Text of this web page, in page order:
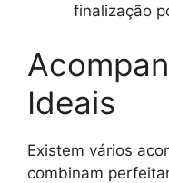
finalização
Ideais
Existem vários
combinam